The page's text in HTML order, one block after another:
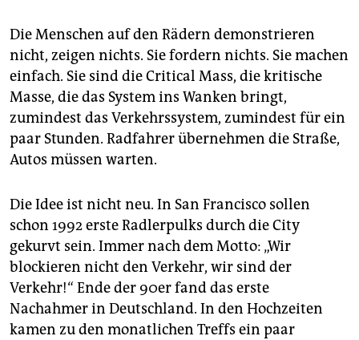
Die Menschen auf den Rädern demonstrieren
nicht, zeigen nichts. Sie fordern nichts. Sie machen
einfach. Sie sind die Critical Mass, die kritische
Masse, die das System ins Wanken bringt,
zumindest das Verkehrssystem, zumindest für ein
paar Stunden. Radfahrer übernehmen die Straße,
Autos müssen warten.
Die Idee ist nicht neu. In San Francisco sollen
schon 1992 erste Radlerpulks durch die City
gekurvt sein. Immer nach dem Motto: „Wir
blockieren nicht den Verkehr, wir sind der
Verkehr!“ Ende der 90er fand das erste
Nachahmer in Deutschland. In den Hochzeiten
kamen zu den monatlichen Treffs ein paar